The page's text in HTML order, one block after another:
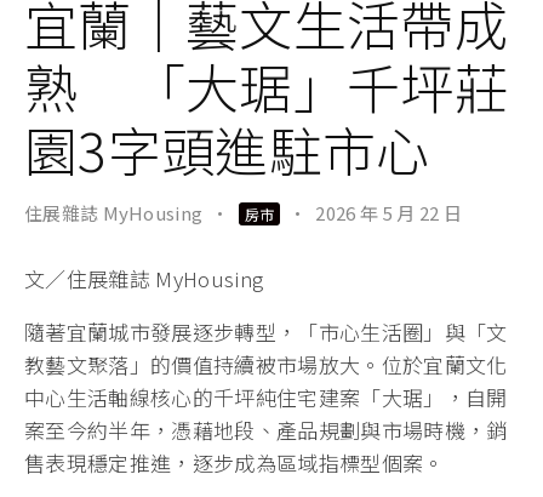
宜蘭｜藝文生活帶成
熟 「大琚」千坪莊
園3字頭進駐市心
住展雜誌 MyHousing · 房市 · 2026 年 5 月 22 日
文／住展雜誌 MyHousing
隨著宜蘭城市發展逐步轉型，「市心生活圈」與「文
教藝文聚落」的價值持續被市場放大。位於宜蘭文化
中心生活軸線核心的千坪純住宅建案「大琚」，自開
案至今約半年，憑藉地段、產品規劃與市場時機，銷
售表現穩定推進，逐步成為區域指標型個案。